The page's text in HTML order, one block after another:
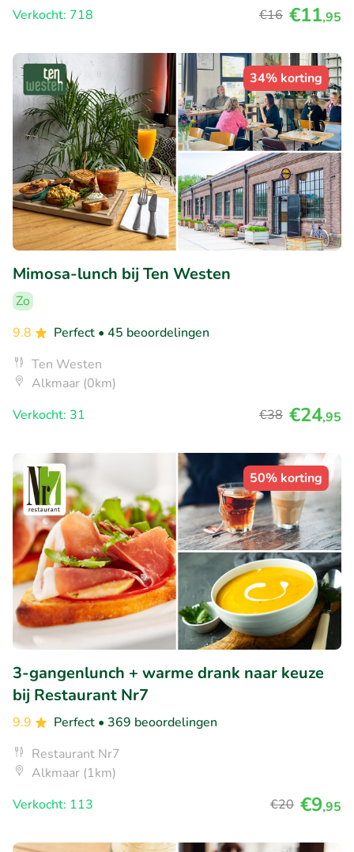
Verkocht: 718 €16 €11,95
34% korting
Mimosa-lunch bij Ten Westen
Zo
9.8
Perfect • 45 beoordelingen
Ten Westen
Alkmaar (0km)
Verkocht: 31
€38 €24,95
50% korting
3-gangenlunch + warme drank naar keuze
bij Restaurant Nr7
9.9 Perfect • 369 beoordelingen
Restaurant Nr7
Alkmaar (1km)
Verkocht: 113
€20 €9,95